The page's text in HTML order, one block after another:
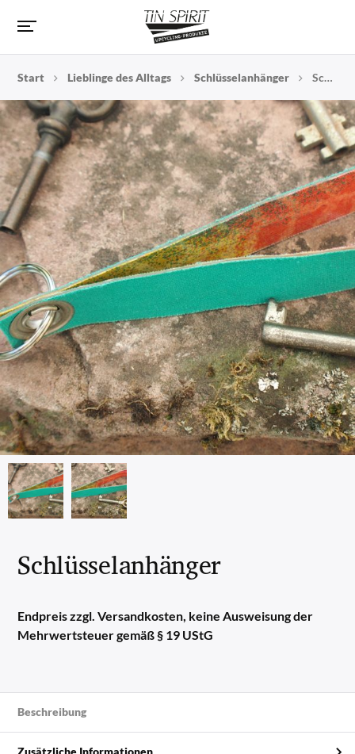
Start Lieblinge des Alltags Schlüsselanhänger Schlüsselanhänger
Schlüsselanhänger
Endpreis zzgl. Versandkosten, keine Ausweisung der
Mehrwertsteuer gemäß § 19 UStG
Beschreibung
Zusätzliche Informationen